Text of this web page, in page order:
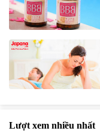
Lượt xem nhiều nhất